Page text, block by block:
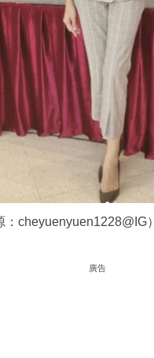
：cheyuenyuen1228@IG）
廣告